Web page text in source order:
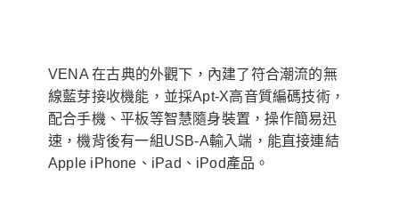
VENA 在古典的外觀下，內建了符合潮流的無
線藍芽接收機能，並採Apt-X高音質編碼技術，
配合手機、平板等智慧隨身裝置，操作簡易迅
速，機背後有一組USB-A輸入端，能直接連結
Apple iPhone、iPad、iPod產品。